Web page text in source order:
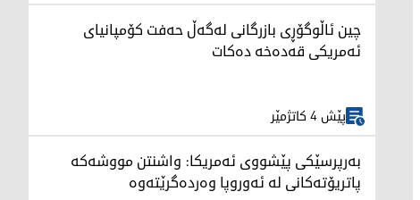
چین ئاڵوگۆڕی بازرگانی لەگەڵ حەفت کۆمپانیای
ئەمریکی قەدەخە دەکات
پێش 4 کاتژمێر
بەرپرسێکی پێشووی ئەمریکا: واشنتن مووشەکە
پاتریۆتەکانی لە ئەوروپا وەردەگرێتەوە